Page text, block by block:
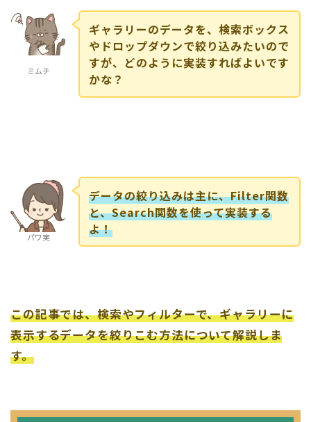
ミムチ
ギャラリーのデータを、検索ボックス
やドロップダウンで絞り込みたいので
すが、どのように実装すればよいです
かな？
パワ実
データの絞り込みは主に、Filter関数
と、Search関数を使って実装する
よ！
この記事では、検索やフィルターで、ギャラリーに
表示するデータを絞りこむ方法について解説しま
す。